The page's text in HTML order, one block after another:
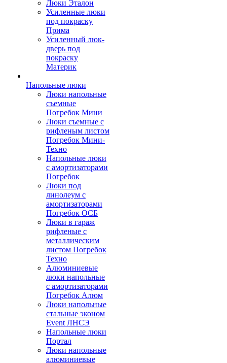
Люки Эталон
Усиленные люки
под покраску
Прима
Усиленный люк-
дверь под
покраску
Материк
Напольные люки
Люки напольные
съемные
Погребок Мини
Люки съемные с
рифленым листом
Погребок Мини-
Техно
Напольные люки
с амортизаторами
Погребок
Люки под
линолеум с
амортизаторами
Погребок ОСБ
Люки в гараж
рифленые с
металлическим
листом Погребок
Техно
Алюминиевые
люки напольные
с амортизаторами
Погребок Алюм
Люки напольные
стальные эконом
Event ЛНСЭ
Напольные люки
Портал
Люки напольные
алюминиевые